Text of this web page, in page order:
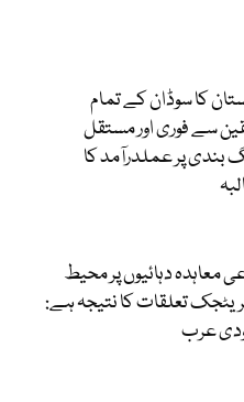
کا سوڈان کے تمام
سے فوری اور مستقل
بندی پر عملدرآمد کا
معاہدہ دہائیوں پر محیط
تعلقات کا نتیجہ ہے:
عرب